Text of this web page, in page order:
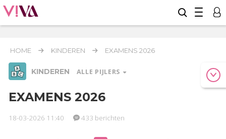
HOME KINDEREN EXAMENS 2026
KINDEREN ALLE PIJLERS
Relaties Werk & Studie Geld & Recht
EXAMENS 2026
18-03-2026 11:40 433 berichten